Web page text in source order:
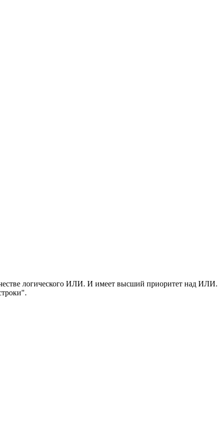
логического ИЛИ. И имеет высший приоритет над ИЛИ.